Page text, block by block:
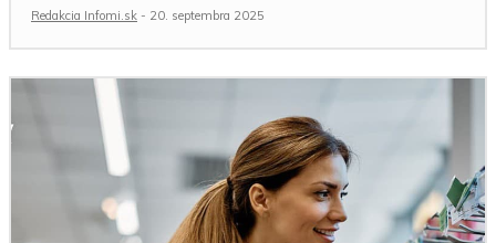
Redakcia Infomi.sk - 20. septembra 2025